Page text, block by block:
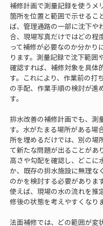
補修計画で測量記録を使うメ
箇所を位置と範囲で示せるこ
ば、管理通路の一部に沈下や
合、現場写真だけではどの程
って補修が必要なのか分かり
ります。測量記録で沈下範囲
確認すれば、補修対象を具体
す。これにより、作業前の打
の手配、作業手順の検討が進
す。
排水改善の補修計画でも、測
す。水がたまる場所がある場
所を埋めるだけでは、別の場
て新たな問題が出ることがあ
高さや勾配を確認し、どこに
か、既存の排水施設に無理な
のかを検討する必要がありま
使えば、現場の水の流れを推
修後の状態を考えやすくなりま
法面補修では、どの範囲が変